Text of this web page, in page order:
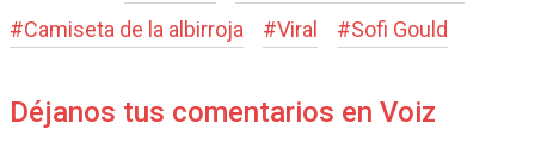
#Camiseta de la albirroja #Viral #Sofi Gould
Déjanos tus comentarios en Voiz